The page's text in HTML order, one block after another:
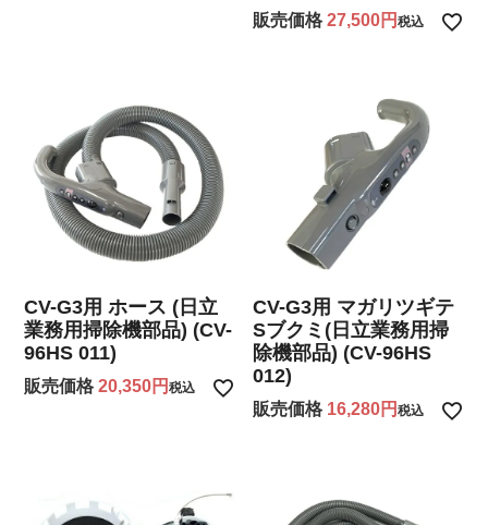
販売価格 27,500 税込
CV-G3用 ホース (日立
業務用掃除機部品) (CV-
96HS 011)
販売価格 20,350 税込
CV-G3用 マガリツギテ
Sブクミ(日立業務用掃
除機部品) (CV-96HS
012)
販売価格 16,280 税込